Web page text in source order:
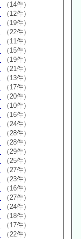
（14件）
（12件）
（19件）
（22件）
（11件）
（15件）
（19件）
（21件）
（13件）
（17件）
（20件）
（10件）
（16件）
（24件）
（28件）
（28件）
（29件）
（25件）
（27件）
（23件）
（16件）
（27件）
（24件）
（18件）
（17件）
（22件）